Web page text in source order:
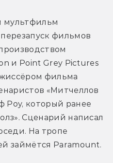
перезапуск фильмов
и Point Grey Pictures
фильма
«Митчеллов
который ранее
Сценарий написал
На тропе
займётся Paramount.